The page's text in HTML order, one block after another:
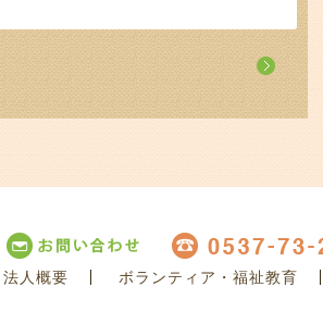
法人概要 ボランティア・福祉教育